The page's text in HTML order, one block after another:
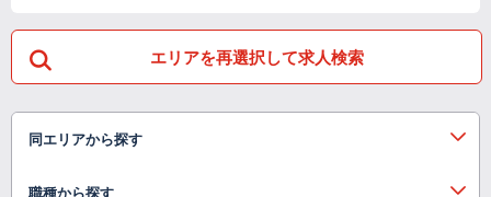
エリアを再選択して求人検索
同エリアから探す
職種から探す